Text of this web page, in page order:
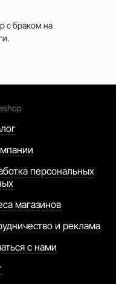
с браком на
персональных
магазинов
и реклама
с нами